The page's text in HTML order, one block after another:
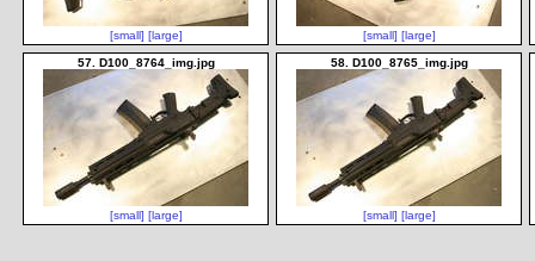
[small] [large] [small] [large]
57. D100_8764_img.jpg
[small] [large]
58. D100_8765_img.jpg
[small] [large]